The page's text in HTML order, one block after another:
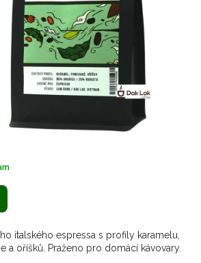
italského espressa s profily karamelu,
a oříšků. Praženo pro domácí kávovary.